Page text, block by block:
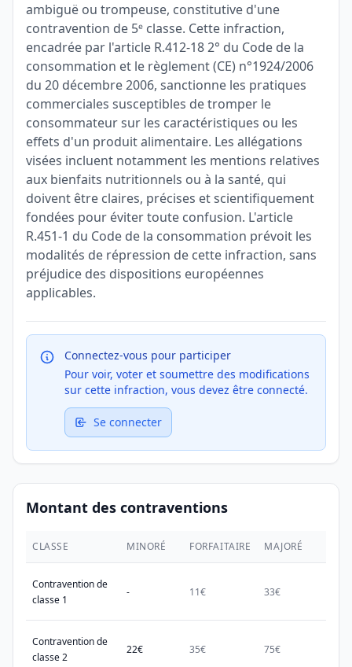
ambiguë ou trompeuse, constitutive d'une
contravention de 5ᵉ classe. Cette infraction,
encadrée par l'article R.412-18 2° du Code de la
consommation et le règlement (CE) n°1924/2006
du 20 décembre 2006, sanctionne les pratiques
commerciales susceptibles de tromper le
consommateur sur les caractéristiques ou les
effets d'un produit alimentaire. Les allégations
visées incluent notamment les mentions relatives
aux bienfaits nutritionnels ou à la santé, qui
doivent être claires, précises et scientifiquement
fondées pour éviter toute confusion. L'article
R.451-1 du Code de la consommation prévoit les
modalités de répression de cette infraction, sans
préjudice des dispositions européennes
applicables.
Connectez-vous pour participer
Pour voir, voter et soumettre des modifications
sur cette infraction, vous devez être connecté.
Se connecter
Montant des contraventions
CLASSE MINORÉ FORFAITAIRE MAJORÉ
Contravention de
classe 1
- 11€ 33€
Contravention de
classe 2
22€ 35€ 75€